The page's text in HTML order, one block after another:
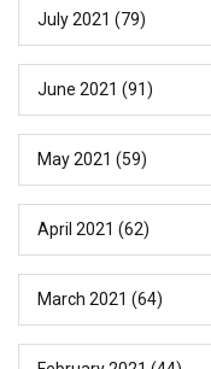
July 2021 (79)
June 2021 (91)
May 2021 (59)
April 2021 (62)
March 2021 (64)